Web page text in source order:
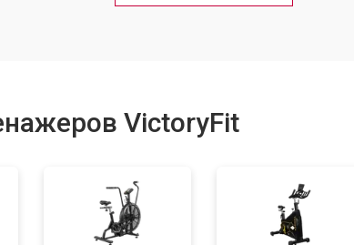
от 60 мин
VictoryFit